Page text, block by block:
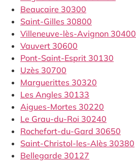
Beaucaire 30300
Saint-Gilles 30800
Villeneuve-lès-Avignon 30400
Vauvert 30600
Pont-Saint-Esprit 30130
Uzès 30700
Marguerittes 30320
Les Angles 30133
Aigues-Mortes 30220
Le Grau-du-Roi 30240
Rochefort-du-Gard 30650
Saint-Christol-les-Alès 30380
Bellegarde 30127